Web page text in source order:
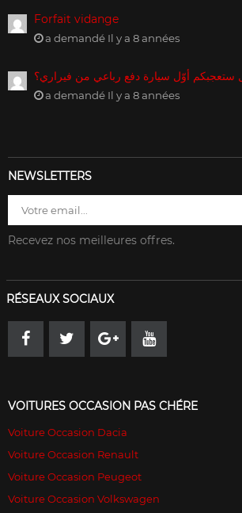
Forfait vidange
a demandé Il y a 8 années
ستعجبكم أوّل سيارة دفع رباعي من فيراري؟
a demandé Il y a 8 années
NEWSLETTERS
Recevez nos meilleures offres.
RÉSEAUX SOCIAUX
VOITURES OCCASION PAS CHÉRE
Voiture Occasion Dacia
Voiture Occasion Renault
Voiture Occasion Peugeot
Voiture Occasion Volkswagen